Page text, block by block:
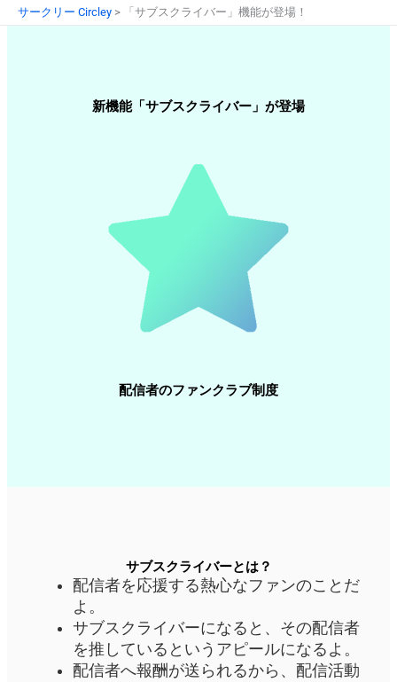
サークリー Circley > 「サブスクライバー」機能が登場！
新機能「サブスクライバー」が登場
配信者のファンクラブ制度
サブスクライバーとは？
配信者を応援する熱心なファンのことだ
よ。
サブスクライバーになると、その配信者
を推しているというアピールになるよ。
配信者へ報酬が送られるから、配信活動